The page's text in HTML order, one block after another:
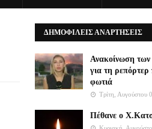
ΔΗΜΟΦΙΛΕΙΣ ΑΝΑΡΤΗΣΕΙΣ
Ανακοίνωση
για τη
φωτιά
Τρίτη, Αυγούστου
Πέθανε ο